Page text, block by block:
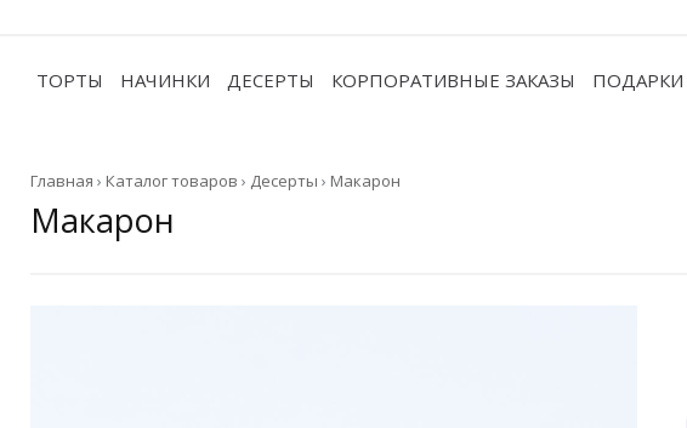
ТОРТЫ НАЧИНКИ ДЕСЕРТЫ КОРПОРАТИВНЫЕ ЗАКАЗЫ ПОДАРКИ
Главная › Каталог товаров › Десерты › Макарон
Макарон